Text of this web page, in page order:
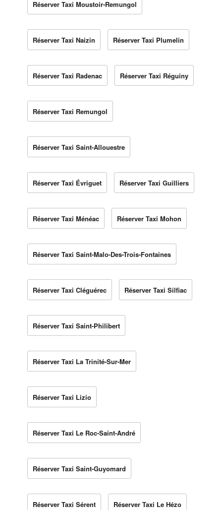
Réserver Taxi Moustoir-Remungol
Réserver Taxi Naizin Réserver Taxi Plumelin
Réserver Taxi Radenac Réserver Taxi Réguiny
Réserver Taxi Remungol
Réserver Taxi Saint-Allouestre
Réserver Taxi Évriguet Réserver Taxi Guilliers
Réserver Taxi Ménéac Réserver Taxi Mohon
Réserver Taxi Saint-Malo-Des-Trois-Fontaines
Réserver Taxi Cléguérec Réserver Taxi Silfiac
Réserver Taxi Saint-Philibert
Réserver Taxi La Trinité-Sur-Mer
Réserver Taxi Lizio
Réserver Taxi Le Roc-Saint-André
Réserver Taxi Saint-Guyomard
Réserver Taxi Sérent Réserver Taxi Le Hézo